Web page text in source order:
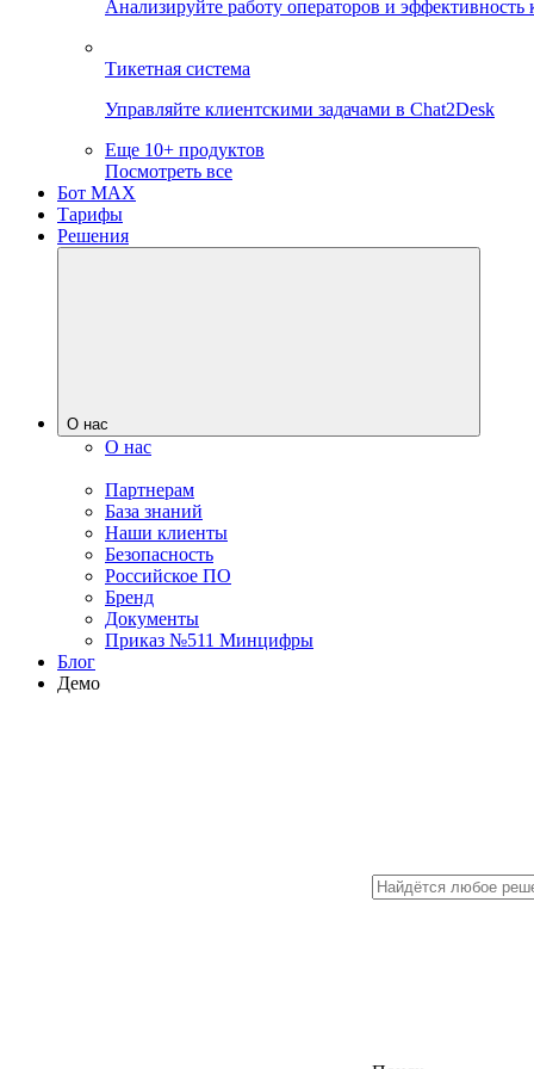
Анализируйте работу операторов и эффективность
Тикетная система
Управляйте клиентскими задачами в Chat2Desk
Еще 10+ продуктов
Посмотреть все
Бот MAX
Тарифы
Решения
О нас
О нас
Партнерам
База знаний
Наши клиенты
Безопасность
Российское ПО
Бренд
Документы
Приказ №511 Минцифры
Блог
Демо